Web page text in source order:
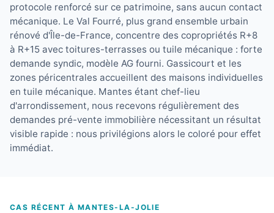
protocole renforcé sur ce patrimoine, sans aucun contact
mécanique. Le Val Fourré, plus grand ensemble urbain
rénové d'Île-de-France, concentre des copropriétés R+8
à R+15 avec toitures-terrasses ou tuile mécanique : forte
demande syndic, modèle AG fourni. Gassicourt et les
zones péricentrales accueillent des maisons individuelles
en tuile mécanique. Mantes étant chef-lieu
d'arrondissement, nous recevons régulièrement des
demandes pré-vente immobilière nécessitant un résultat
visible rapide : nous privilégions alors le coloré pour effet
immédiat.
CAS RÉCENT À MANTES-LA-JOLIE